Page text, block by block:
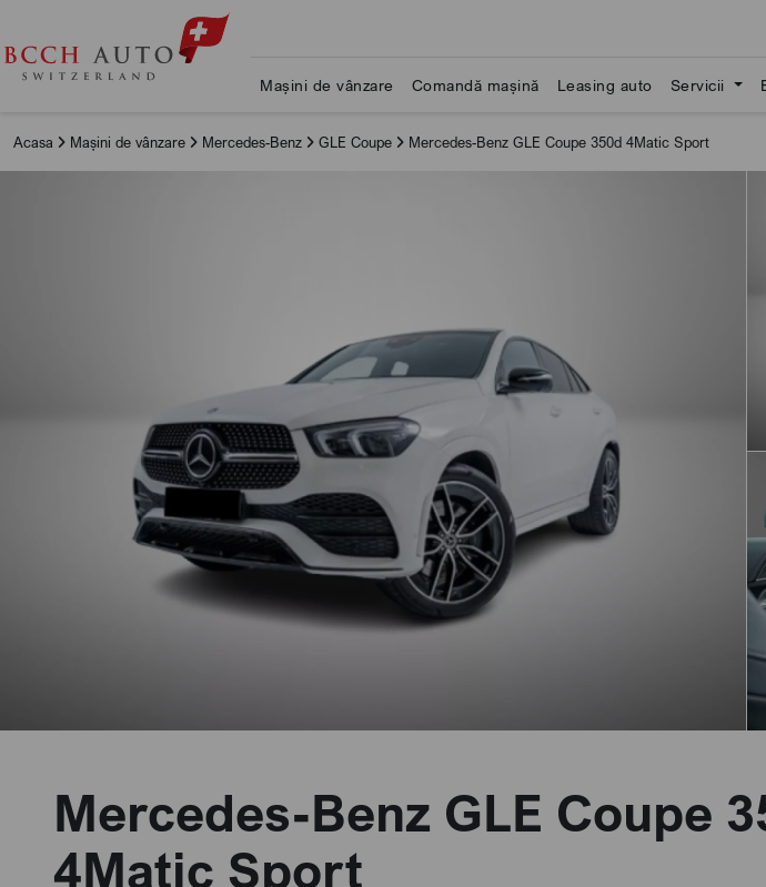
Mașini de vânzare Comandă mașină Leasing auto Servicii
Acasa Mașini de vânzare Mercedes-Benz GLE Coupe Mercedes-Benz GLE Coupe 350d 4Matic Sport
Mercedes-Benz GLE Coupe
4Matic Sport